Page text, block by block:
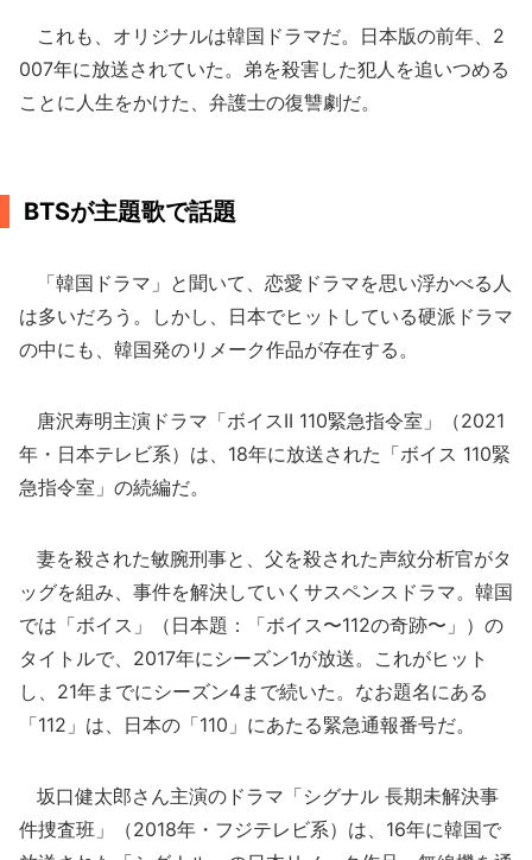
これも、オリジナルは韓国ドラマだ。日本版の前年、2
007年に放送されていた。弟を殺害した犯人を追いつめる
ことに人生をかけた、弁護士の復讐劇だ。
BTSが主題歌で話題
「韓国ドラマ」と聞いて、恋愛ドラマを思い浮かべる人
は多いだろう。しかし、日本でヒットしている硬派ドラマ
の中にも、韓国発のリメーク作品が存在する。
唐沢寿明主演ドラマ「ボイスII 110緊急指令室」（2021
年・日本テレビ系）は、18年に放送された「ボイス 110緊
急指令室」の続編だ。
妻を殺された敏腕刑事と、父を殺された声紋分析官がタ
ッグを組み、事件を解決していくサスペンスドラマ。韓国
では「ボイス」（日本題：「ボイス〜112の奇跡〜」）の
タイトルで、2017年にシーズン1が放送。これがヒット
し、21年までにシーズン4まで続いた。なお題名にある
「112」は、日本の「110」にあたる緊急通報番号だ。
坂口健太郎さん主演のドラマ「シグナル 長期未解決事
件捜査班」（2018年・フジテレビ系）は、16年に韓国で